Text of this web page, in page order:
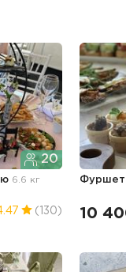
20
6.6 кг
(130) 10